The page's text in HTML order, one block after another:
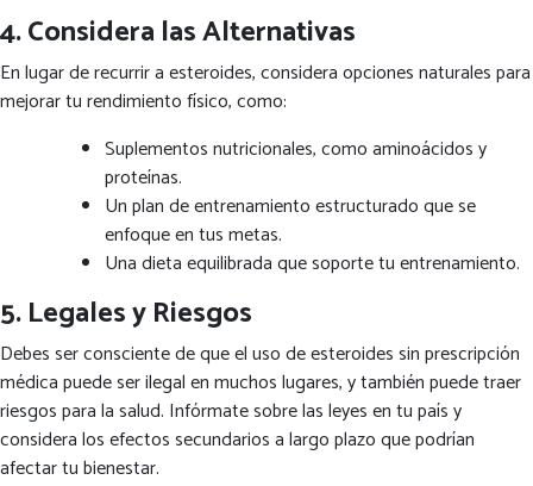
4. Considera las Alternativas
En lugar de recurrir a esteroides, considera opciones naturales para
mejorar tu rendimiento físico, como:
Suplementos nutricionales, como aminoácidos y
proteínas.
Un plan de entrenamiento estructurado que se
enfoque en tus metas.
Una dieta equilibrada que soporte tu entrenamiento.
5. Legales y Riesgos
Debes ser consciente de que el uso de esteroides sin prescripción
médica puede ser ilegal en muchos lugares, y también puede traer
riesgos para la salud. Infórmate sobre las leyes en tu país y
considera los efectos secundarios a largo plazo que podrían
afectar tu bienestar.